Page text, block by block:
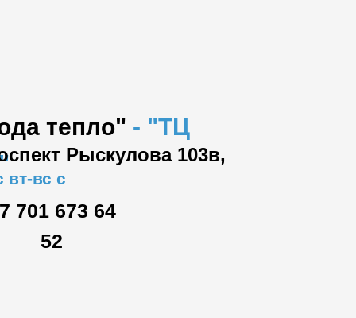
тепло" - "ТЦ
Рыскулова 103в,
вс с
701 673 64
52